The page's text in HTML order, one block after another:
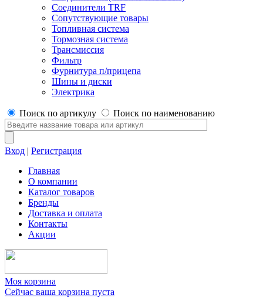
Соединители TRF
Сопутствующие товары
Топливная система
Тормозная система
Трансмиссия
Фильтр
Фурнитура п/прицепа
Шины и диски
Электрика
Поиск по артикулу Поиск по наименованию
Вход | Регистрация
Главная
О компании
Каталог товаров
Бренды
Доставка и оплата
Контакты
Акции
Моя корзина
Сейчас ваша корзина пуста